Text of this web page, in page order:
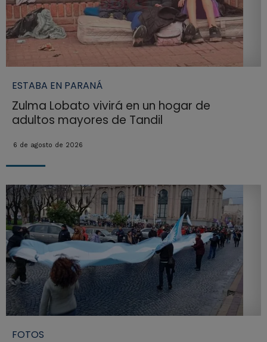
ESTABA EN PARANÁ
Zulma Lobato vivirá en un hogar de
adultos mayores de Tandil
6 de agosto de 2026
FOTOS